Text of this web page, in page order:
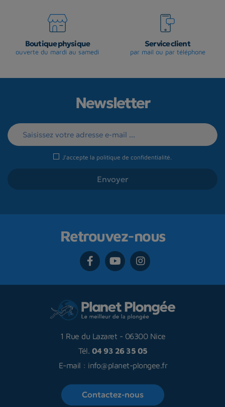
Boutique physique
ouverte du mardi au samedi
Service client
par mail ou par téléphone
Newsletter
J'accepte la politique de confidentialité
Retrouvez-nous
1 Rue du Lazaret - 06300 Nice
Tél. 04 93 26 35 05
E-mail : info@planet-plongee.fr
Contactez-nous